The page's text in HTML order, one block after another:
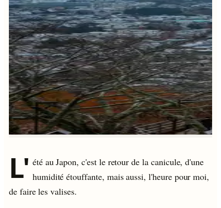
L' été au Japon, c'est le retour de la canicule, d'une
humidité étouffante, mais aussi, l'heure pour moi,
de faire les valises.